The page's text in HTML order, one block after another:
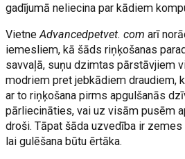
gadījumā neliecina par kādiem
VietneAdvancedpetvet. com arī
iemesliem, kā šāds riņķošanas
savvaļā, suņu dzimtas pārstāvjiem
modriem pret jebkādiem draudiem,
ar to riņķošana pirms apgulšanās
pārliecināties, vai uz visām pusēm
droši. Tāpat šāda uzvedība ir
lai gulēšana būtu ērtāka.